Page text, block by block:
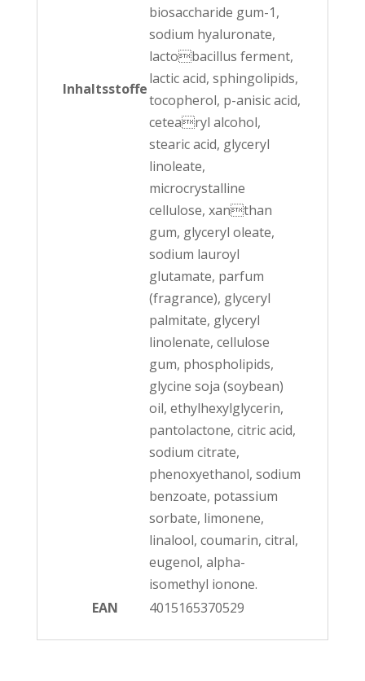
Inhaltsstoffe
biosaccharide gum-1,
sodium hyaluronate,
lactobacillus ferment,
lactic acid, sphingolipids,
tocopherol, p-anisic acid,
cetearyl alcohol,
stearic acid, glyceryl
linoleate,
microcrystalline
cellulose, xanthan
gum, glyceryl oleate,
sodium lauroyl
glutamate, parfum
(fragrance), glyceryl
palmitate, glyceryl
linolenate, cellulose
gum, phospholipids,
glycine soja (soybean)
oil, ethylhexylglycerin,
pantolactone, citric acid,
sodium citrate,
phenoxyethanol, sodium
benzoate, potassium
sorbate, limonene,
linalool, coumarin, citral,
eugenol, alpha-
isomethyl ionone.
EAN
4015165370529